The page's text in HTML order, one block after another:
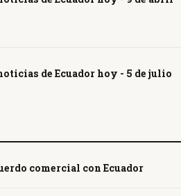
de Ecuador hoy - 5 de julio
comercial con Ecuador